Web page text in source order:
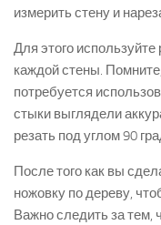
измерить стену и
Для этого
каждой стены.
потребуется
стыки выглядели
резать под углом 90
После того как вы
ножовку по дереву,
Важно следить за тем,